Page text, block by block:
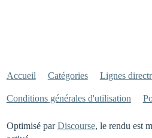
Accueil Catégories Lignes
Conditions générales d'utilisation
Optimisé parDiscourse, le rendu est